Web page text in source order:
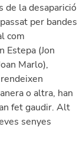
de la desaparició
per bandes
com
Estepa (Jon
Marlo),
o altra, han
fet gaudir. Alt
senyes